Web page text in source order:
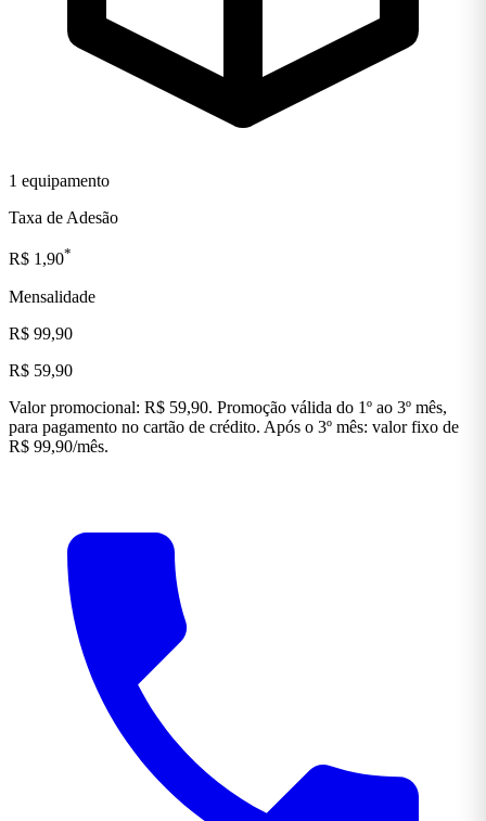
1 equipamento
Taxa de Adesão
R$ 1,90*
Mensalidade
R$ 99,90
R$ 59,90
Valor promocional: R$ 59,90. Promoção válida do 1º ao 3º mês,
para pagamento no cartão de crédito. Após o 3º mês: valor fixo de
R$ 99,90/mês.